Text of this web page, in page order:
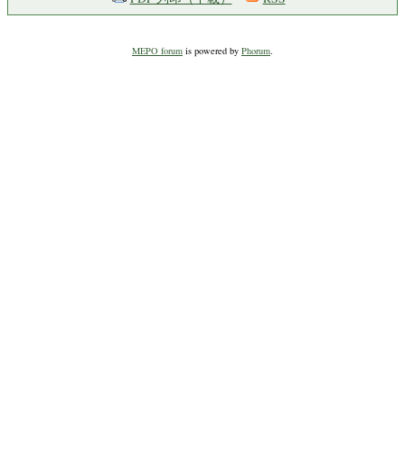
MEPO forum is powered by Phorum.